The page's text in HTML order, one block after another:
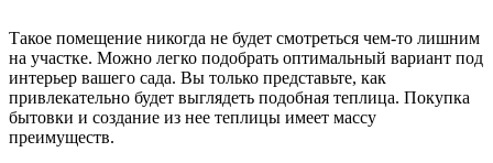
Такое помещение никогда не будет смотреться чем-то лишним
на участке. Можно легко подобрать оптимальный вариант под
интерьер вашего сада. Вы только представьте, как
привлекательно будет выглядеть подобная теплица. Покупка
бытовки и создание из нее теплицы имеет массу
преимуществ.